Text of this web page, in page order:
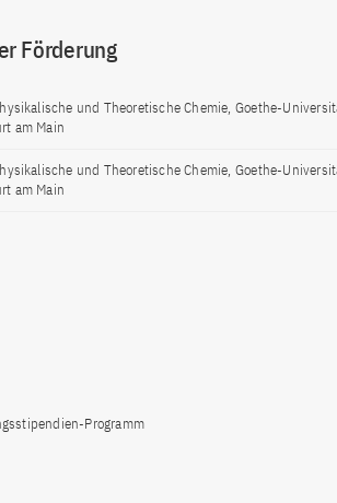
Förderung
und Theoretische Chemie, Goethe-
am Main
und Theoretische Chemie, Goethe-
am Main
Programm